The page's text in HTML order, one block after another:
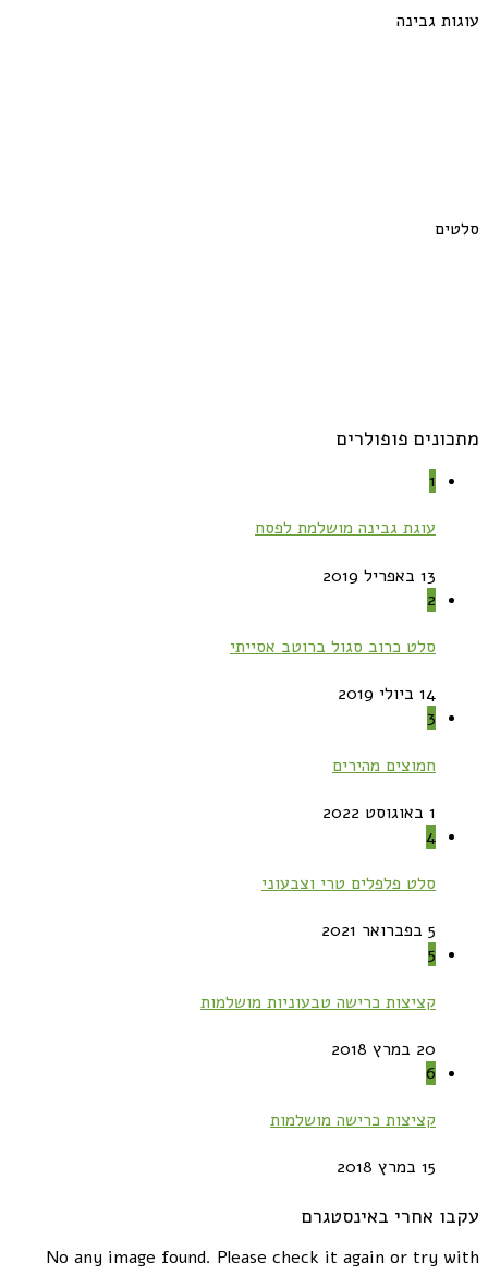
עוגות גבינה
סלטים
מתכונים פופולרים
1
עוגת גבינה מושלמת לפסח
13 באפריל 2019
2
סלט כרוב סגול ברוטב אסייתי
14 ביולי 2019
3
חמוצים מהירים
1 באוגוסט 2022
4
סלט פלפלים טרי וצבעוני
5 בפברואר 2021
5
קציצות כרישה טבעוניות מושלמות
20 במרץ 2018
6
קציצות כרישה מושלמות
15 במרץ 2018
עקבו אחרי באינסטגרם
No any image found. Please check it again or try with